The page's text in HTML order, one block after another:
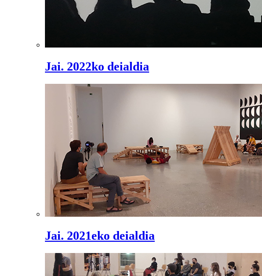
Jai. 2022ko deialdia
Jai. 2021eko deialdia